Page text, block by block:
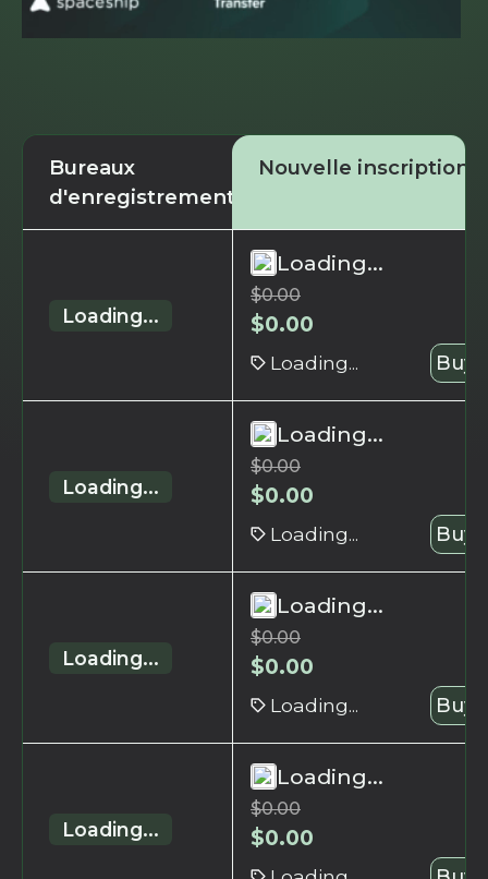
Bureaux
d'enregistrement
Nouvelle inscription
Loading...
Loading...
$0.00
$0.00
Loading... Buy
Loading...
Loading...
$0.00
$0.00
Loading... Buy
Loading...
Loading...
$0.00
$0.00
Loading... Buy
Loading...
Loading...
$0.00
$0.00